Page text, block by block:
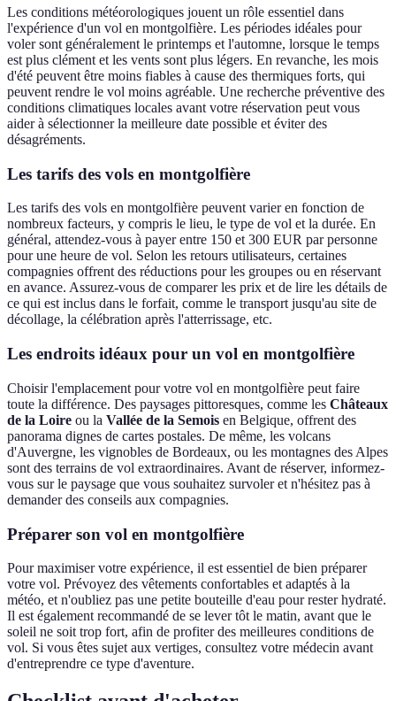
Les conditions météorologiques jouent un rôle essentiel dans
l'expérience d'un vol en montgolfière. Les périodes idéales pour
voler sont généralement le printemps et l'automne, lorsque le temps
est plus clément et les vents sont plus légers. En revanche, les mois
d'été peuvent être moins fiables à cause des thermiques forts, qui
peuvent rendre le vol moins agréable. Une recherche préventive des
conditions climatiques locales avant votre réservation peut vous
aider à sélectionner la meilleure date possible et éviter des
désagréments.
Les tarifs des vols en montgolfière
Les tarifs des vols en montgolfière peuvent varier en fonction de
nombreux facteurs, y compris le lieu, le type de vol et la durée. En
général, attendez-vous à payer entre 150 et 300 EUR par personne
pour une heure de vol. Selon les retours utilisateurs, certaines
compagnies offrent des réductions pour les groupes ou en réservant
en avance. Assurez-vous de comparer les prix et de lire les détails de
ce qui est inclus dans le forfait, comme le transport jusqu'au site de
décollage, la célébration après l'atterrissage, etc.
Les endroits idéaux pour un vol en montgolfière
Choisir l'emplacement pour votre vol en montgolfière peut faire
toute la différence. Des paysages pittoresques, comme les Châteaux
de la Loire ou la Vallée de la Semois en Belgique, offrent des
panorama dignes de cartes postales. De même, les volcans
d'Auvergne, les vignobles de Bordeaux, ou les montagnes des Alpes
sont des terrains de vol extraordinaires. Avant de réserver, informez-
vous sur le paysage que vous souhaitez survoler et n'hésitez pas à
demander des conseils aux compagnies.
Préparer son vol en montgolfière
Pour maximiser votre expérience, il est essentiel de bien préparer
votre vol. Prévoyez des vêtements confortables et adaptés à la
météo, et n'oubliez pas une petite bouteille d'eau pour rester hydraté.
Il est également recommandé de se lever tôt le matin, avant que le
soleil ne soit trop fort, afin de profiter des meilleures conditions de
vol. Si vous êtes sujet aux vertiges, consultez votre médecin avant
d'entreprendre ce type d'aventure.